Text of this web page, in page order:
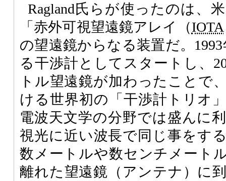
Ragland氏らが使ったのは、
「赤外可視望遠鏡アレイ（IOTA
の望遠鏡からなる装置だ。
る干渉計としてスタートし、
トル望遠鏡が加わったことで
ける世界初の「干渉計トリオ
電波天文学の分野では盛んに
視光に近い波長で同じ事をす
数メートルや数センチメート
離れた望遠鏡（アンテナ）に